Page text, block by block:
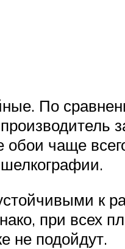
По
чаще
к
при всех
не подойдут.